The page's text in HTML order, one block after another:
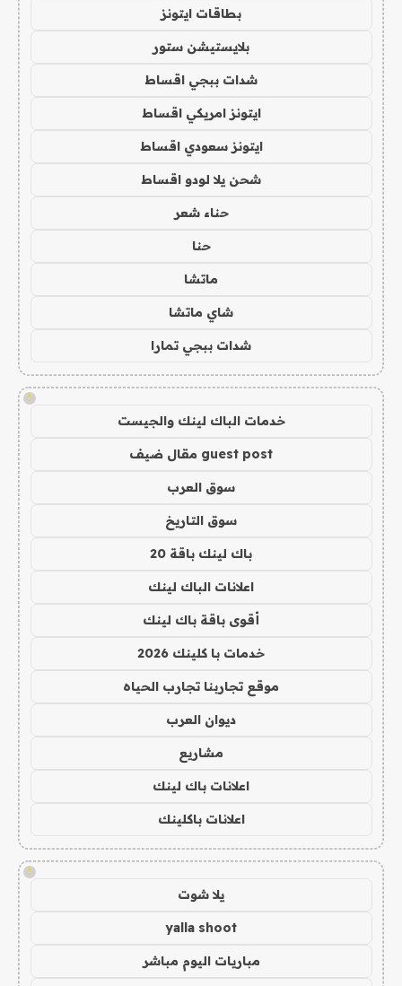
بطاقات ايتونز
بلايستيشن ستور
شدات ببجي اقساط
ايتونز امريكي اقساط
ايتونز سعودي اقساط
شحن يلا لودو اقساط
حناء شعر
حنا
ماتشا
شاي ماتشا
شدات ببجي تمارا
!
خدمات الباك لينك والجيست
guest post مقال ضيف
سوق العرب
سوق التاريخ
باك لينك باقة 20
اعلانات الباك لينك
أقوى باقة باك لينك
خدمات با كلينك 2026
موقع تجاربنا تجارب الحياه
ديوان العرب
مشاريع
اعلانات باك لينك
اعلانات باكلينك
!
يلا شوت
yalla shoot
مباريات اليوم مباشر